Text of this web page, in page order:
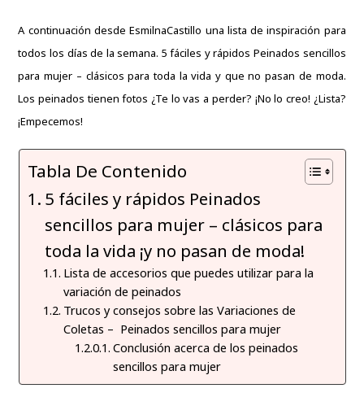
A continuación desdeEsmilnaCastillo una lista de inspiración para
todos los días de la semana. 5 fáciles y rápidos Peinados sencillos
para mujer – clásicos para toda la vida y que no pasan de moda.
Los peinados tienen fotos ¿Te lo vas a perder? ¡No lo creo! ¿Lista?
¡Empecemos!
Tabla De Contenido
5 fáciles y rápidos Peinados
sencillos para mujer – clásicos para
toda la vida ¡y no pasan de moda!
Lista de accesorios que puedes utilizar para la
variación de peinados
Trucos y consejos sobre las Variaciones de
Coletas – Peinados sencillos para mujer
Conclusión acerca de los peinados
sencillos para mujer